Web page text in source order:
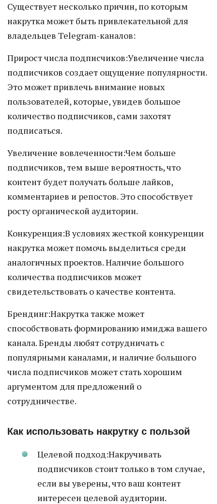
Существует несколько причин, по которым
накрутка может быть привлекательной для
владельцев Telegram-каналов:
Прирост числа подписчиков:Увеличение числа
подписчиков создает ощущение популярности.
Это может привлечь внимание новых
пользователей, которые, увидев большое
количество подписчиков, сами захотят
подписаться.
Увеличение вовлеченности:Чем больше
подписчиков, тем выше вероятность, что
контент будет получать больше лайков,
комментариев и репостов. Это способствует
росту органической аудитории.
Конкуренция:В условиях жесткой конкуренции
накрутка может помочь выделиться среди
аналогичных проектов. Наличие большого
количества подписчиков может
свидетельствовать о качестве контента.
Брендинг:Накрутка также может
способствовать формированию имиджа вашего
канала. Бренды любят сотрудничать с
популярными каналами, и наличие большого
числа подписчиков может стать хорошим
аргументом для предложений о
сотрудничестве.
Как использовать накрутку с пользой
Целевой подход:Накручивать
подписчиков стоит только в том случае,
если вы уверены, что ваш контент
интересен целевой аудитории.